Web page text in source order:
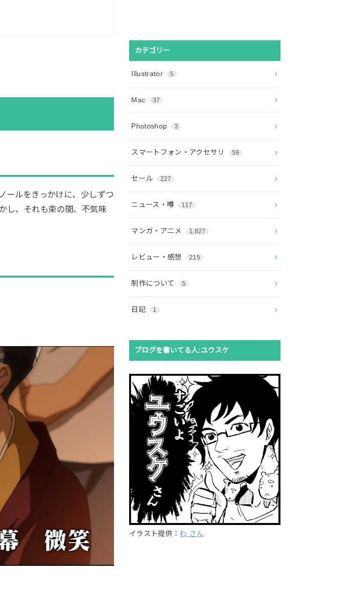
ールをきっかけに、少しずつ
し、それも束の間、不気味
カテゴリー
Illustrator 5
Mac 37
Photoshop 3
スマートフォン・アクセサリ 59
セール 227
ニュース・噂 117
マンガ・アニメ 1,827
レビュー・感想 215
制作について 5
日記 1
ブログを書いてる人:ユウスケ
イラスト提供： わ さん